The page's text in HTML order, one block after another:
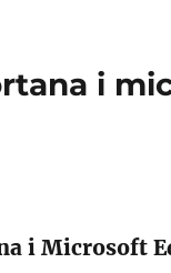
i
i Microsoft